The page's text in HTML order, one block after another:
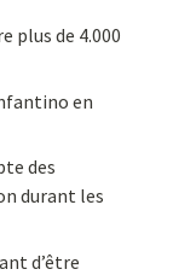
plus de 4.000
en
des
durant les
d’être